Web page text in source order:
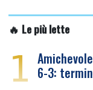
🔥 Le più lette
1 6-3: